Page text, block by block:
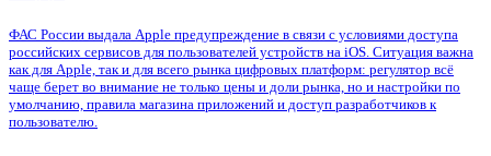
ФАС России выдала Apple предупреждение в связи с условиями доступа
российских сервисов для пользователей устройств на iOS. Ситуация важна
как для Apple, так и для всего рынка цифровых платформ: регулятор всё
чаще берет во внимание не только цены и доли рынка, но и настройки по
умолчанию, правила магазина приложений и доступ разработчиков к
пользователю.